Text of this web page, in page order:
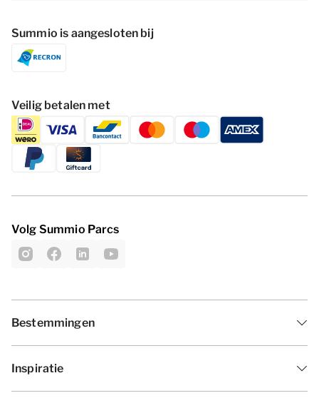
Summio is aangesloten bij
Veilig betalen met
Volg Summio Parcs
Bestemmingen
Inspiratie